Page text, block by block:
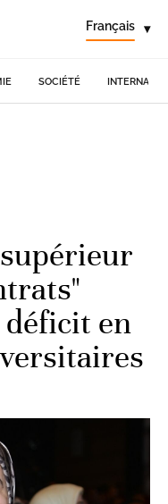
Français ▾
SOCIÉTÉ
en